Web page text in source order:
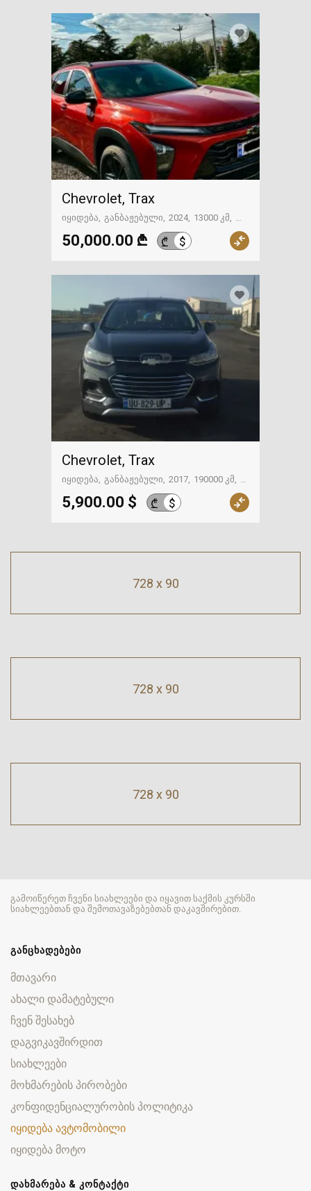
Chevrolet, Trax
იყიდება განბაჟებული 2024 13000 კმ
50,000.00 ₾ ₾ $
Chevrolet, Trax
იყიდება განბაჟებული 2017 190000 კმ
5,900.00 $ ₾ $
728 x 90
728 x 90
728 x 90
გამოიწერეთ ჩვენი სიახლეები და იყავით საქმის კურსში
სიახლეებთან და შემოთავაზებებთან დაკავშირებით.
ᲒᲐᲜᲪᲮᲐᲓᲔᲑᲔᲑᲘ
მთავარი
ახალი დამატებული
ჩვენ შესახებ
დაგვიკავშირდით
სიახლეები
მოხმარების პირობები
კონფიდენციალურობის პოლიტიკა
იყიდება ავტომობილი
იყიდება მოტო
ᲓᲐᲮᲛᲐᲠᲔᲑᲐ & ᲙᲝᲜᲢᲐᲥᲢᲘ